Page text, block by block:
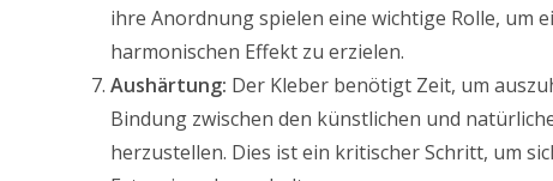
ihre Anordnung spielen eine wichtige Rolle, um
harmonischen Effekt zu erzielen.
Aushärtung: Der Kleber benötigt Zeit, um
Bindung zwischen den künstlichen und
herzustellen. Dies ist ein kritischer Schritt, um